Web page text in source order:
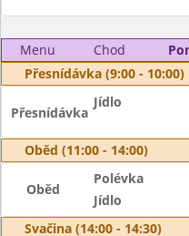
Menu Chod
Přesnídávka (9:00 - 10:00)
Přesnídávka
Jídlo
Oběd (11:00 - 14:00)
Oběd
Polévka
Jídlo
Svačina (14:00 - 14:30)